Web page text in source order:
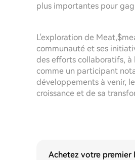
plus importantes pour
L'exploration de
communauté et ses
des efforts collaboratifs,
comme un participant
développements à venir,
croissance et de sa
Achetez votre premier